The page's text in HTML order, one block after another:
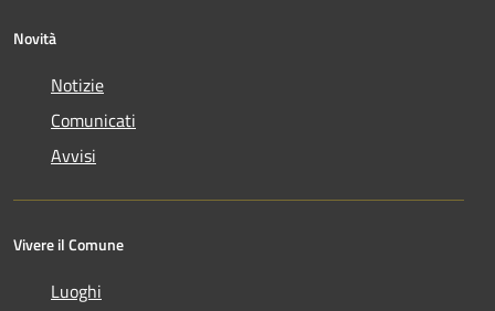
Novità
Notizie
Comunicati
Avvisi
Vivere il Comune
Luoghi